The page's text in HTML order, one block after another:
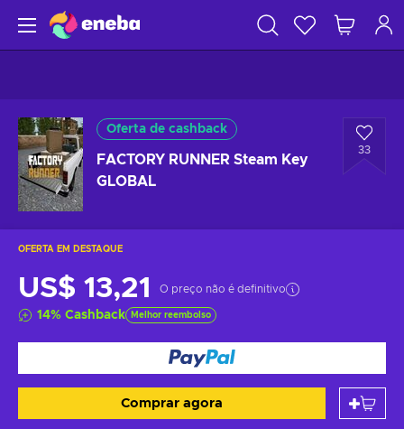
Oferta de cashback
FACTORY RUNNER Steam Key
GLOBAL
33
OFERTA EM DESTAQUE
US$ 13,21 O preço não é definitivo
14% Cashback Melhor reembolso
Comprar agora